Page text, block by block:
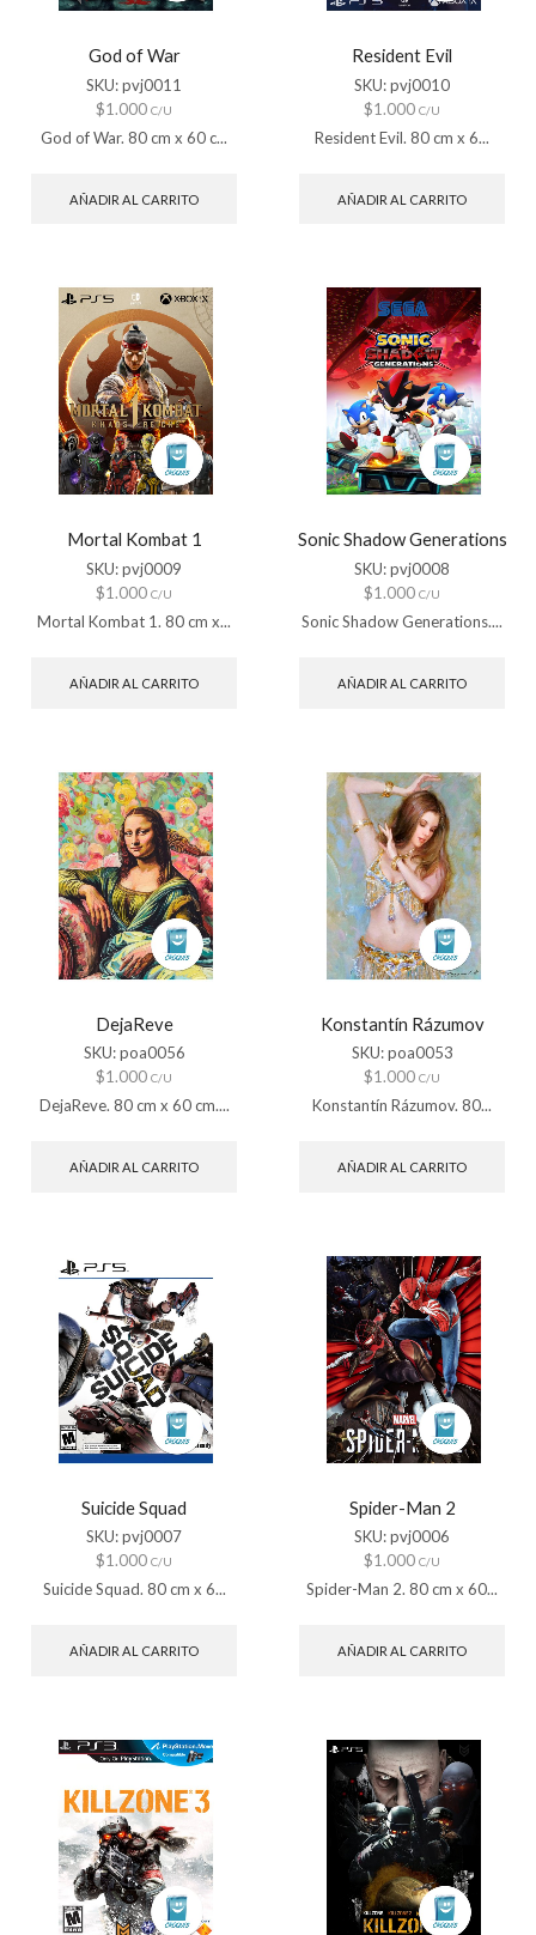
God of War
SKU:pvj0011
$1.000 C/U
God of War. 80 cm x 60 c...
AÑADIR AL CARRITO
Resident Evil
SKU:pvj0010
$1.000 C/U
Resident Evil. 80 cm x 6...
AÑADIR AL CARRITO
Mortal Kombat 1
SKU:pvj0009
$1.000 C/U
Mortal Kombat 1. 80 cm x...
AÑADIR AL CARRITO
Sonic Shadow Generations
SKU:pvj0008
$1.000 C/U
Sonic Shadow Generations....
AÑADIR AL CARRITO
DejaReve
SKU:poa0056
$1.000 C/U
DejaReve. 80 cm x 60 cm....
AÑADIR AL CARRITO
Konstantín Rázumov
SKU:poa0053
$1.000 C/U
Konstantín Rázumov. 80...
AÑADIR AL CARRITO
Suicide Squad
SKU:pvj0007
$1.000 C/U
Suicide Squad. 80 cm x 6...
AÑADIR AL CARRITO
Spider-Man 2
SKU:pvj0006
$1.000 C/U
Spider-Man 2. 80 cm x 60...
AÑADIR AL CARRITO